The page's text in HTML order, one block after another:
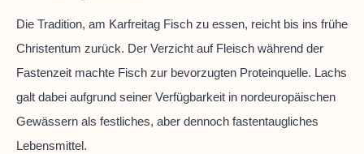
Die Tradition, am Karfreitag Fisch zu essen, reicht bis ins frühe
Christentum zurück. Der Verzicht auf Fleisch während der
Fastenzeit machte Fisch zur bevorzugten Proteinquelle. Lachs
galt dabei aufgrund seiner Verfügbarkeit in nordeuropäischen
Gewässern als festliches, aber dennoch fastentaugliches
Lebensmittel.